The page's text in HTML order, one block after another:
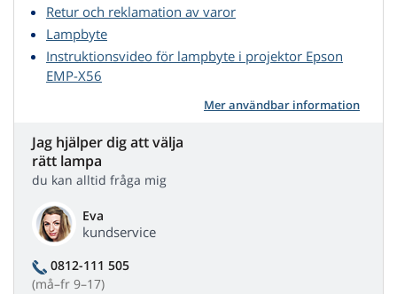
Retur och reklamation av varor
Lampbyte
Instruktionsvideo för lampbyte i projektor Epson
EMP-X56
Mer användbar information
Jag hjälper dig att välja
rätt lampa
du kan alltid fråga mig
Eva
kundservice
0812-111 505
(må–fr 9–17)